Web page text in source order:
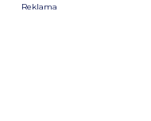
Reklama